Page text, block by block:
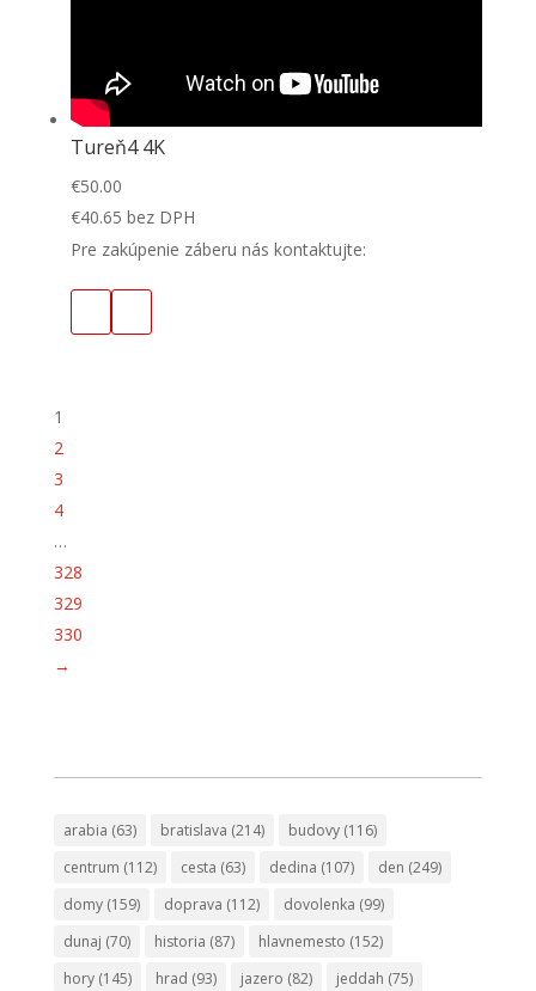
Tureň4 4K
€50.00
€40.65 bez DPH
Pre zakúpenie záberu nás kontaktujte:
1
2
3
4
…
328
329
330
→
arabia (63) bratislava (214) budovy(116)
centrum (112) cesta (63) dedina (107) den (249)
domy(159) doprava (112) dovolenka (99)
dunaj (70) historia (87) hlavnemesto (152)
hory(145) hrad (93) jazero (82) jeddah (75)